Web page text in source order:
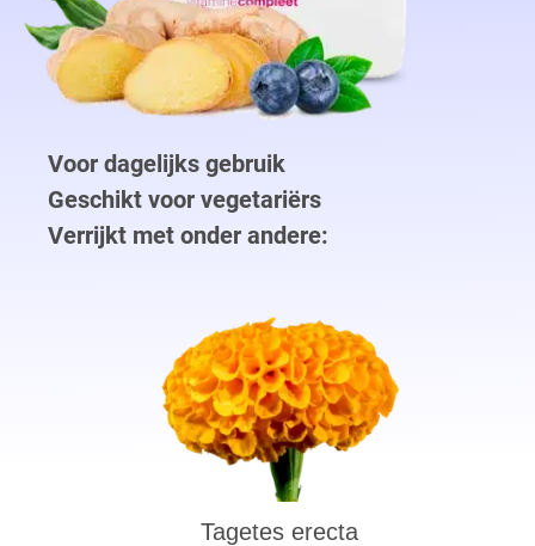
Voor dagelijks gebruik
Geschikt voor vegetariërs
Verrijkt met onder andere:
Tagetes erecta